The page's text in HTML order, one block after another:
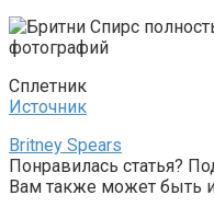
Сплетник
Источник
Britney Spears
Понравилась статья?
Вам также может быть